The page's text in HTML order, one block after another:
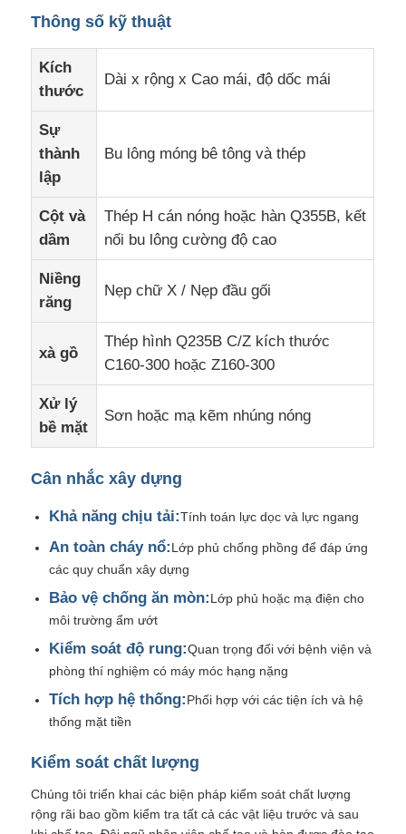
Ngôi nhà gia cầm
Chuồng ngựa
Nhà để xe bằng thép
Thông số kỹ thuật
Kích
thước
Dài x rộng x Cao mái, độ dốc mái
Sự
thành
lập
Bu lông móng bê tông và thép
Cột và
dầm
Thép H cán nóng hoặc hàn Q355B, kết
nối bu lông cường độ cao
Niềng
răng
Nẹp chữ X / Nẹp đầu gối
xà gồ
Thép hình Q235B C/Z kích thước
C160-300 hoặc Z160-300
Xử lý
bề mặt
Sơn hoặc mạ kẽm nhúng nóng
Cân nhắc xây dựng
Khả năng chịu tải:Tính toán lực dọc và lực ngang
An toàn cháy nổ:Lớp phủ chống phồng để đáp ứng
các quy chuẩn xây dựng
Bảo vệ chống ăn mòn:Lớp phủ hoặc mạ điện cho
môi trường ẩm ướt
Kiểm soát độ rung:Quan trọng đối với bệnh viện và
phòng thí nghiệm có máy móc hạng nặng
Tích hợp hệ thống:Phối hợp với các tiện ích và hệ
thống mặt tiền
Kiểm soát chất lượng
Chúng tôi triển khai các biện pháp kiểm soát chất lượng
rộng rãi bao gồm kiểm tra tất cả các vật liệu trước và sau